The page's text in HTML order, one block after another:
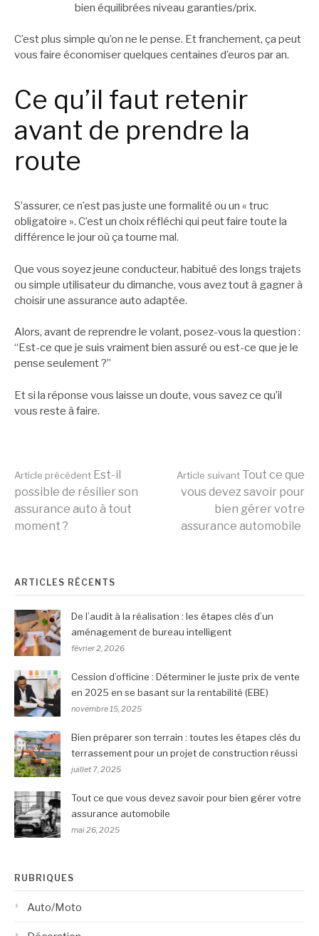
bien équilibrées niveau garanties/prix.
C’est plus simple qu’on ne le pense. Et franchement, ça peut
vous faire économiser quelques centaines d’euros par an.
Ce qu’il faut retenir
avant de prendre la
route
S’assurer, ce n’est pas juste une formalité ou un « truc
obligatoire ». C’est un choix réfléchi qui peut faire toute la
différence le jour où ça tourne mal.
Que vous soyez jeune conducteur, habitué des longs trajets
ou simple utilisateur du dimanche, vous avez tout à gagner à
choisir une assurance auto adaptée.
Alors, avant de reprendre le volant, posez-vous la question :
“Est-ce que je suis vraiment bien assuré ou est-ce que je le
pense seulement ?”
Et si la réponse vous laisse un doute, vous savez ce qu’il
vous reste à faire.
Lire
la
suite
Article précédent Est-il
possible de résilier son
assurance auto à tout
moment ?
Article suivant Tout ce que
vous devez savoir pour
bien gérer votre
assurance automobile
ARTICLES RÉCENTS
De l’audit à la réalisation : les étapes clés d’un
aménagement de bureau intelligent
février 2, 2026
Cession d’officine : Déterminer le juste prix de vente
en 2025 en se basant sur la rentabilité (EBE)
novembre 15, 2025
Bien préparer son terrain : toutes les étapes clés du
terrassement pour un projet de construction réussi
juillet 7, 2025
Tout ce que vous devez savoir pour bien gérer votre
assurance automobile
mai 26, 2025
RUBRIQUES
Auto/Moto